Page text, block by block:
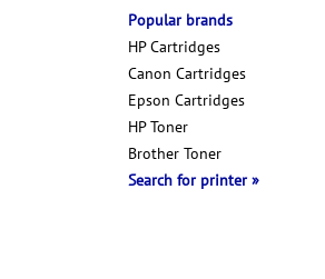
Popular brands
HP Cartridges
Canon Cartridges
Epson Cartridges
HP Toner
Brother Toner
Search for printer